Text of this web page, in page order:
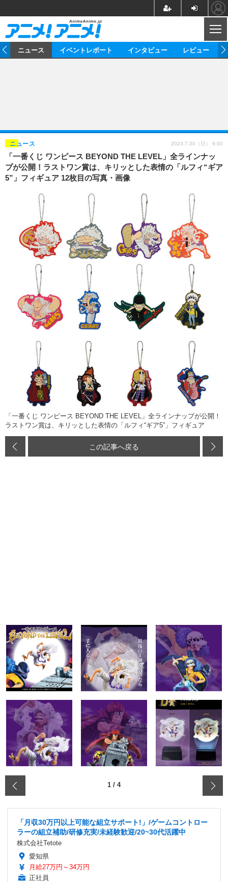
ゲーム グッズ
イベント
海外イベント ビジネス
俳優・タレント アーティスト
ビジネス
アニメ 実写
書評
動画
アニメ
アニメ！アニメ！TV ABEMA Cafe
連載・コラム
ニュース イベントレポート インタビュー レビュー
「一番くじ ワンピース BEYOND THE LEVEL」全ラインナッ
プが公開！ラストワン賞は、キリッとした表情の「ルフィ“ギア
5”」フィギュア 12枚目の写真・画像
ニュース 2023.7.30（日） 9:00
「一番くじ ワンピース BEYOND THE LEVEL」全ラインナップが公開！
ラストワン賞は、キリッとした表情の「ルフィ“ギア5”」フィギュア
この記事へ戻る
1 / 4
「月収30万円以上可能な組立サポート!」/ゲームコントロー
ラーの組立補助/研修充実/未経験歓迎/20~30代活躍中
株式会社Tetote
愛知県
月給27万円～34万円
正社員